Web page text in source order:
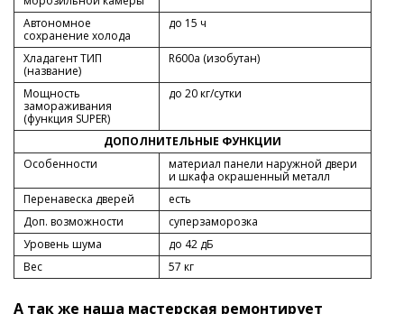
Автономное
сохранение холода
до 15 ч
Хладагент ТИП
(название)
R600a (изобутан)
Мощность
замораживания
(функция SUPER)
до 20 кг/cутки
ДОПОЛНИТЕЛЬНЫЕ ФУНКЦИИ
Особенности
материал панели наружной двери
и шкафа окрашенный металл
Перенавеска дверей
есть
Доп. возможности
суперзаморозка
Уровень шума
до 42 дБ
Вес
57 кг
А так же наша мастерская ремонтирует